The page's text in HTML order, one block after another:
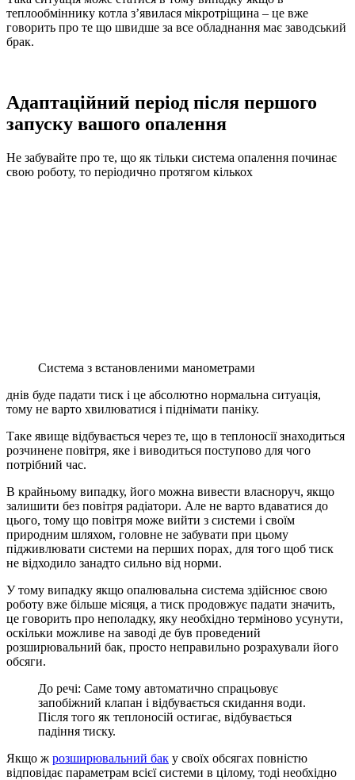
теплообміннику котла з’явилася мікротріщина – це вже
говорить про те що швидше за все обладнання має заводський
брак.
Адаптаційний період після першого
запуску вашого опалення
Не забувайте про те, що як тільки система опалення починає
свою роботу, то періодично протягом кількох
Система з встановленими манометрами
днів буде падати тиск і це абсолютно нормальна ситуація,
тому не варто хвилюватися і піднімати паніку.
Таке явище відбувається через те, що в теплоносії знаходиться
розчинене повітря, яке і виводиться поступово для чого
потрібний час.
В крайньому випадку, його можна вивести власноруч, якщо
залишити без повітря радіатори. Але не варто вдаватися до
цього, тому що повітря може вийти з системи і своїм
природним шляхом, головне не забувати при цьому
підживлювати системи на перших порах, для того щоб тиск
не відходило занадто сильно від норми.
У тому випадку якщо опалювальна система здійснює свою
роботу вже більше місяця, а тиск продовжує падати значить,
це говорить про неполадку, яку необхідно терміново усунути,
оскільки можливе на заводі де був проведений
розширювальний бак, просто неправильно розрахували його
обсяги.
До речі: Саме тому автоматично спрацьовує
запобіжний клапан і відбувається скидання води.
Після того як теплоносій остигає, відбувається
падіння тиску.
Якщо ж розширювальний бак у своїх обсягах повністю
відповідає параметрам всієї системи в цілому, тоді необхідно